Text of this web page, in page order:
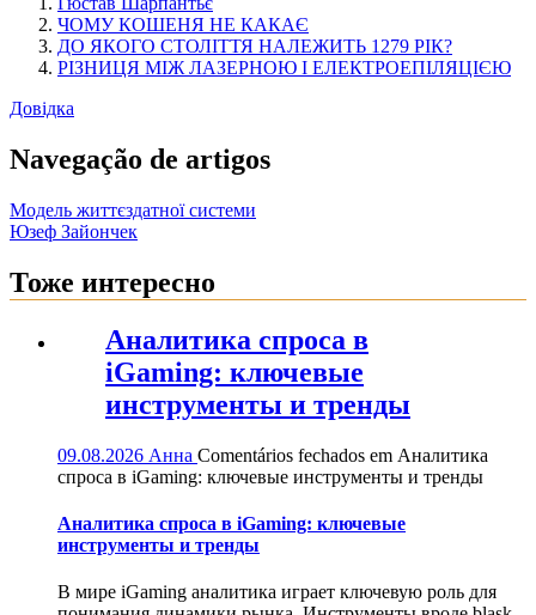
ЧОМУ КОШЕНЯ НЕ КАКАЄ
ДО ЯКОГО СТОЛІТТЯ НАЛЕЖИТЬ 1279 РІК?
РІЗНИЦЯ МІЖ ЛАЗЕРНОЮ І ЕЛЕКТРОЕПІЛЯЦІЄЮ
Довідка
Navegação de artigos
Модель життєздатної системи
Юзеф Зайончек
Тоже интересно
Аналитика спроса в
iGaming: ключевые
инструменты и тренды
09.08.2026 Анна Comentários fechados em Аналитика
спроса в iGaming: ключевые инструменты и тренды
Аналитика спроса в iGaming: ключевые
инструменты и тренды
В мире iGaming аналитика играет ключевую роль для